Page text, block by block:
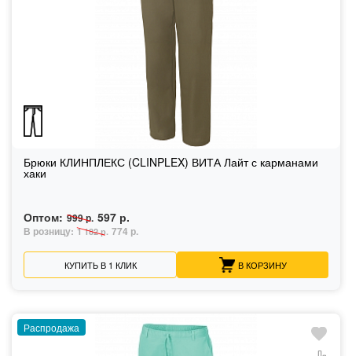
Брюки КЛИНПЛЕКС (CLINPLEX) ВИТА Лайт с карманами
хаки
Оптом: 999 р. 597 р.
В розницу: 1 182 р. 774 р.
КУПИТЬ В 1 КЛИК В КОРЗИНУ
Распродажа